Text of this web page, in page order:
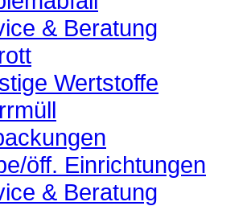
& Beratung
Wertstoffe
öff. Einrichtungen
& Beratung